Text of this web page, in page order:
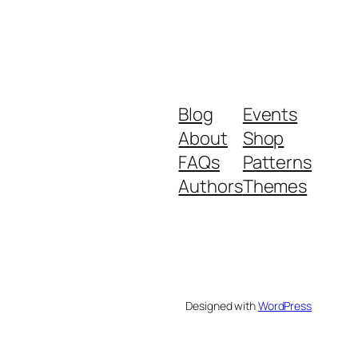
Blog
About
FAQs
Authors
Events
Shop
Patterns
Themes
Designed withWordPress